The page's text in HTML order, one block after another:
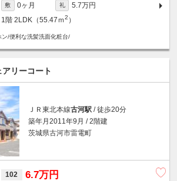
敷 0ヶ月 礼
5.7万円
1階 2LDK（55.47ｍ2 ）
ン/便利な洗髪洗面化粧台/
アリーコート
ＪＲ東北本線古河駅 / 徒歩20分
築年月2011年9月 / 2階建
茨城県古河市雷電町
102 6.7万円